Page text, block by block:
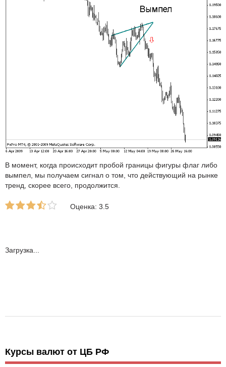
В момент, когда происходит пробой границы фигуры флаг либо
вымпел, мы получаем сигнал о том, что действующий на рынке
тренд, скорее всего, продолжится.
Оценка: 3.5
Загрузка...
Курсы валют от ЦБ РФ